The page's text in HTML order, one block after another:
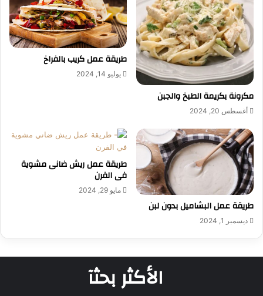
مكرونة بكريمة الطبخ والجبن
أغسطس 20, 2024
طريقة عمل كريب بالفراخ
يوليو 14, 2024
طريقة عمل البشاميل بدون لبن
ديسمبر 1, 2024
طريقة عمل ريش ضانى مشوية
فى الفرن
مايو 29, 2024
الأكثر بحثآ